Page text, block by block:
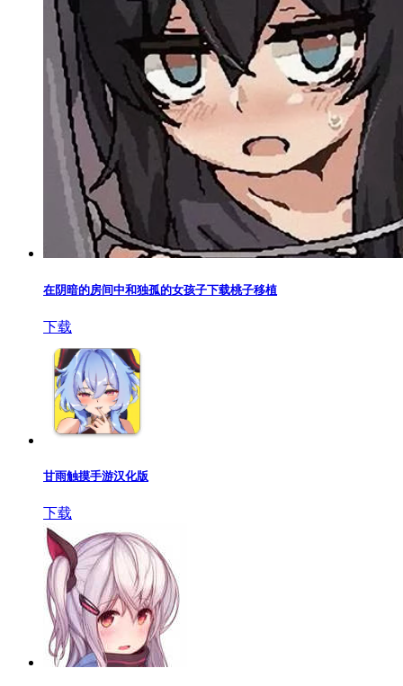
在阴暗的房间中和独孤的女孩子下载桃子移植
下载
甘雨触摸手游汉化版
下载